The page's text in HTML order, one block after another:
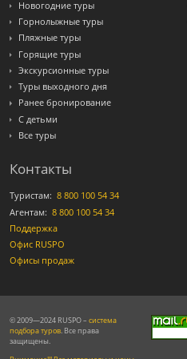
Новогодние туры
Горнолыжные туры
Пляжные туры
Горящие туры
Экскурсионные туры
Туры выходного дня
Ранее бронирование
С детьми
Все туры
Контакты
Туристам: 8 800 100 54 34
Агентам: 8 800 100 54 34
Поддержка
Офис RUSPO
Офисы продаж
© 2009—2024 RUSPO – система
подбора туров. Все права
защищены.